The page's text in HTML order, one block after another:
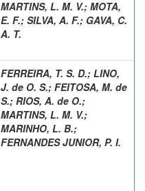
MARTINS, L. M. V.; MOTA,
E. F.; SILVA, A. F.; GAVA, C.
A. T.
FERREIRA, T. S. D.; LINO,
J. de O. S.; FEITOSA, M. de
S.; RIOS, A. de O.;
MARTINS, L. M. V.;
MARINHO, L. B.;
FERNANDES JUNIOR, P. I.